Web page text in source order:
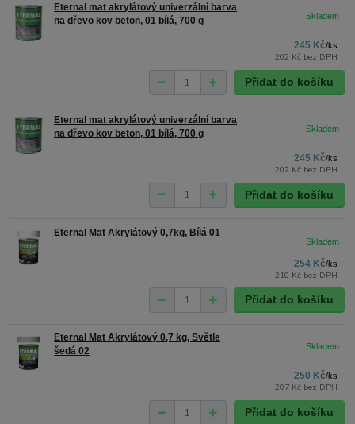
Eternal mat akrylátový univerzální barva
na dřevo kov beton, 01 bílá, 700 g
245 Kč/ks
202 Kč bez DPH
Přidat do košíku
Eternal mat akrylátový univerzální barva
na dřevo kov beton, 01 bílá, 700 g
245 Kč/ks
202 Kč bez DPH
Přidat do košíku
Eternal Mat Akrylátový 0,7kg, Bílá 01
254 Kč/ks
210 Kč bez DPH
Přidat do košíku
Eternal Mat Akrylátový 0,7 kg, Světle
šedá 02
250 Kč/ks
207 Kč bez DPH
Přidat do košíku